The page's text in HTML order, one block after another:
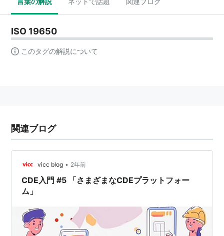
ISO 19650
このタグの解説について
関連ブログ
vicc blog • 2年前
CDE入門 #5 「さまざまなCDEプラットフォー
ム」